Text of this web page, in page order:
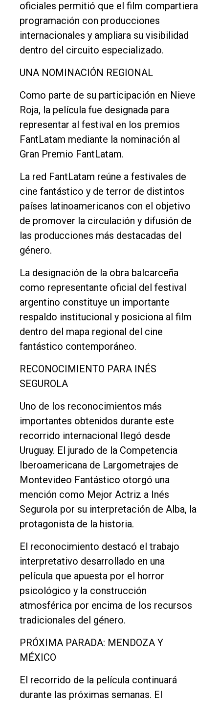
oficiales permitió que el film compartiera
programación con producciones
internacionales y ampliara su visibilidad
dentro del circuito especializado.
UNA NOMINACIÓN REGIONAL
Como parte de su participación en Nieve
Roja, la película fue designada para
representar al festival en los premios
FantLatam mediante la nominación al
Gran Premio FantLatam.
La red FantLatam reúne a festivales de
cine fantástico y de terror de distintos
países latinoamericanos con el objetivo
de promover la circulación y difusión de
las producciones más destacadas del
género.
La designación de la obra balcarceña
como representante oficial del festival
argentino constituye un importante
respaldo institucional y posiciona al film
dentro del mapa regional del cine
fantástico contemporáneo.
RECONOCIMIENTO PARA INÉS
SEGUROLA
Uno de los reconocimientos más
importantes obtenidos durante este
recorrido internacional llegó desde
Uruguay. El jurado de la Competencia
Iberoamericana de Largometrajes de
Montevideo Fantástico otorgó una
mención como Mejor Actriz a Inés
Segurola por su interpretación de Alba, la
protagonista de la historia.
El reconocimiento destacó el trabajo
interpretativo desarrollado en una
película que apuesta por el horror
psicológico y la construcción
atmosférica por encima de los recursos
tradicionales del género.
PRÓXIMA PARADA: MENDOZA Y
MÉXICO
El recorrido de la película continuará
durante las próximas semanas. El